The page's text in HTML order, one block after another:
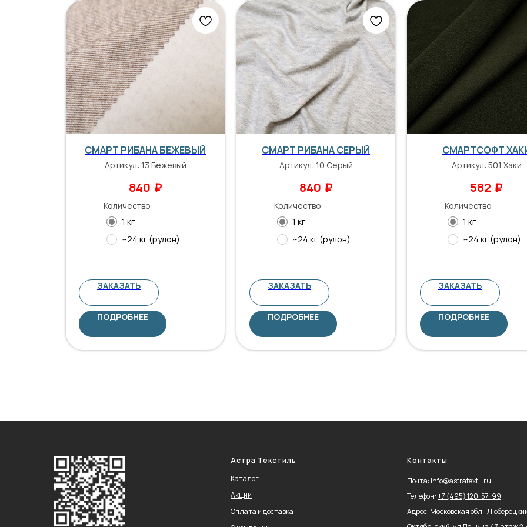
СМАРТ РИБАНА БЕЖЕВЫЙ
Артикул: 13 Бежевый
840 ₽
Количество
1 кг
~24 кг (рулон)
ЗАКАЗАТЬ
ПОДРОБНЕЕ
СМАРТ РИБАНА СЕРЫЙ
Артикул: 10 Серый
840 ₽
Количество
1 кг
~24 кг (рулон)
ЗАКАЗАТЬ
ПОДРОБНЕЕ
СМАРТСОФТ
Артикул: 501 Хаки
582 ₽
Количество
1 кг
~24 кг (рулон)
ЗАКАЗАТЬ
ПОДРОБНЕЕ
Астра Текстиль
Каталог
Акции
Оплата и доставка
Контакты
Почта: info@astratextil.ru
Телефон:+7 (495) 120-57-99
Адрес: Московская обл.,